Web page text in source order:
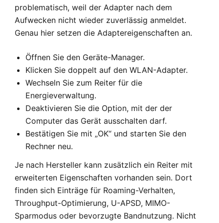
problematisch, weil der Adapter nach dem
Aufwecken nicht wieder zuverlässig anmeldet.
Genau hier setzen die Adaptereigenschaften an.
Öffnen Sie den Geräte-Manager.
Klicken Sie doppelt auf den WLAN-Adapter.
Wechseln Sie zum Reiter für die
Energieverwaltung.
Deaktivieren Sie die Option, mit der der
Computer das Gerät ausschalten darf.
Bestätigen Sie mit „OK“ und starten Sie den
Rechner neu.
Je nach Hersteller kann zusätzlich ein Reiter mit
erweiterten Eigenschaften vorhanden sein. Dort
finden sich Einträge für Roaming-Verhalten,
Throughput-Optimierung, U-APSD, MIMO-
Sparmodus oder bevorzugte Bandnutzung. Nicht